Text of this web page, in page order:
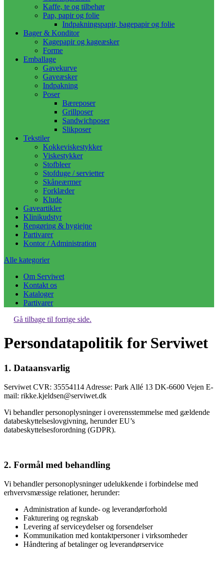
Kaffe, te og tilbehør
Pap, papir og folie
Indpakningspapir, bagepapir og folie
Bager & Konditor
Kagepapir og kageæsker
Forme
Emballage
Gavekurve
Gaveæsker
Indpakning
Poser
Bæreposer
Grillposer
Sandwichposer
Slikposer
Tekstiler
Kokkeviskestykker
Viskestykker
Stofbleer
Stofduge / servietter
Skåneærmer
Forklæder
Klude
Gaveartikler
Klinikudstyr
Rengøring & hygiejne
Partivarer
Kontor / Administration
Alle kategorier
Om Serviwet
Kontakt os
Kataloger
Partivarer
Gå tilbage til forrige side.
Persondatapolitik for Serviwet
1. Dataansvarlig
Serviwet CVR: 35554114 Adresse: Park Allé 13 DK-6600 Vejen E-
mail: rikke.kjeldsen@serviwet.dk
Vi behandler personoplysninger i overensstemmelse med gældende
databeskyttelseslovgivning, herunder EU’s
databeskyttelsesforordning (GDPR).
2. Formål med behandling
Vi behandler personoplysninger udelukkende i forbindelse med
erhvervsmæssige relationer, herunder:
Administration af kunde- og leverandørforhold
Fakturering og regnskab
Levering af serviceydelser og forsendelser
Kommunikation med kontaktpersoner i virksomheder
Håndtering af betalinger og leverandørservice